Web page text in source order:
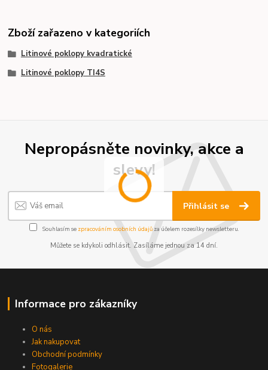
Zboží zařazeno v kategoriích
Litinové poklopy kvadratické
Litinové poklopy TI4S
Nepropásněte novinky, akce a
slevy!
Přihlásit se
Souhlasím se zpracováním osobních údajůza účelem rozesílky newsletteru.
Můžete se kdykoli odhlásit. Zasíláme jednou za 14 dní.
Informace pro zákazníky
O nás
Jak nakupovat
Obchodní podmínky
Fotogalerie